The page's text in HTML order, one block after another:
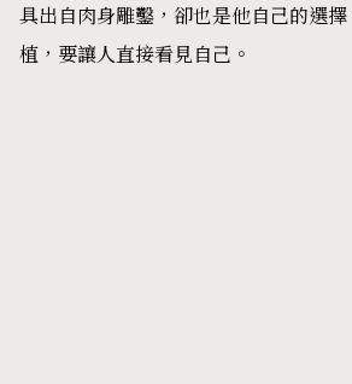
具出自肉身雕鑿，卻也是他自己的選
植，要讓人直接看見自己。